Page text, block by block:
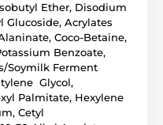
Ether, Disodium
Glucoside, Acrylates
Coco-Betaine,
Benzoate,
Soymilk Ferment
Glycol,
Palmitate, Hexylene
Cetyl